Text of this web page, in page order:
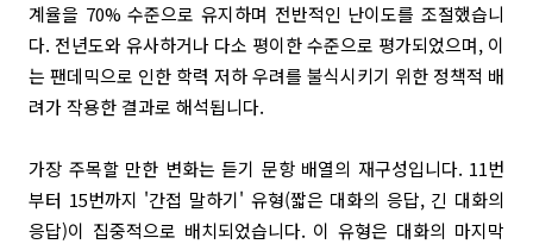
계율을 70% 수준으로 유지하며 전반적인 난이도를 조절했습니
다. 전년도와 유사하거나 다소 평이한 수준으로 평가되었으며, 이
는 팬데믹으로 인한 학력 저하 우려를 불식시키기 위한 정책적 배
려가 작용한 결과로 해석됩니다.
가장 주목할 만한 변화는 듣기 문항 배열의 재구성입니다. 11번
부터 15번까지 '간접 말하기' 유형(짧은 대화의 응답, 긴 대화의
응답)이 집중적으로 배치되었습니다. 이 유형은 대화의 마지막